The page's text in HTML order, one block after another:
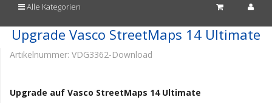
Alle Kategorien
Upgrade Vasco StreetMaps 14 Ultimate
Artikelnummer: VDG3362-Download
Upgrade auf Vasco StreetMaps 14 Ultimate